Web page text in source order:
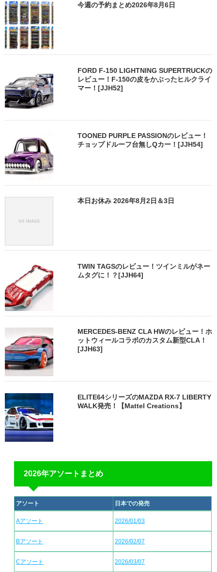
今週の予約まとめ2026年8月6日
FORD F-150 LIGHTNING SUPERTRUCKの
レビュー！F-150の皮をかぶったヒルクライ
マー！[JJH52]
TOONED PURPLE PASSIONのレビュー！
チョップドルーフ台無しQカー！[JJH54]
本日お休み 2026年8月2日＆3日
TWIN TAGSのレビュー！ツインミルがネー
ムタグに！？[JJH64]
MERCEDES-BENZ CLA HWのレビュー！ホ
ットウィールコラボのカスタム新型CLA！
[JJH63]
ELITE64シリーズのMAZDA RX-7 LIBERTY
WALK発売！【Mattel Creations】
2026年アソートまとめ
アソート 日本での発売
Aアソート 2026/01/03
Bアソート 2026/02/07
Cアソート 2026/03/07